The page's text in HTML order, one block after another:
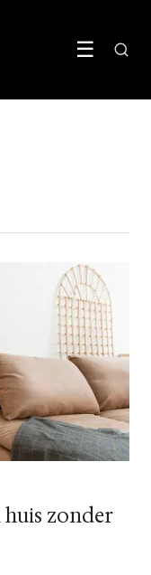
☰
huis zonder